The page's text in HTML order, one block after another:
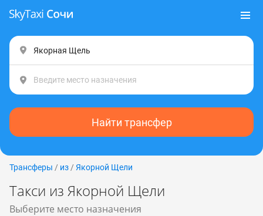
Найти трансфер
Трансферы / из / Якорной Щели
Такси из Якорной Щели
Выберите место назначения